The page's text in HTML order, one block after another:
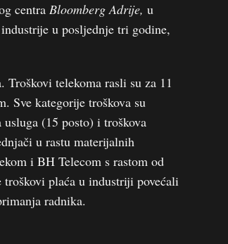
centra Bloomberg Adrije, u
u posljednje tri godine,
telekoma rasli su za 11
Sve kategorije troškova su
(15 posto) i troškova
u rastu materijalnih
i BH Telecom s rastom od
troškovi plaća u industriji povećali
radnika.